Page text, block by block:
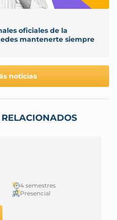
oficiales de la
mantenerte siempre
noticias
4 semestres
Presencial